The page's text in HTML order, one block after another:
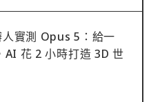
實測 Opus 5：給一
AI 花 2 小時打造 3D 世